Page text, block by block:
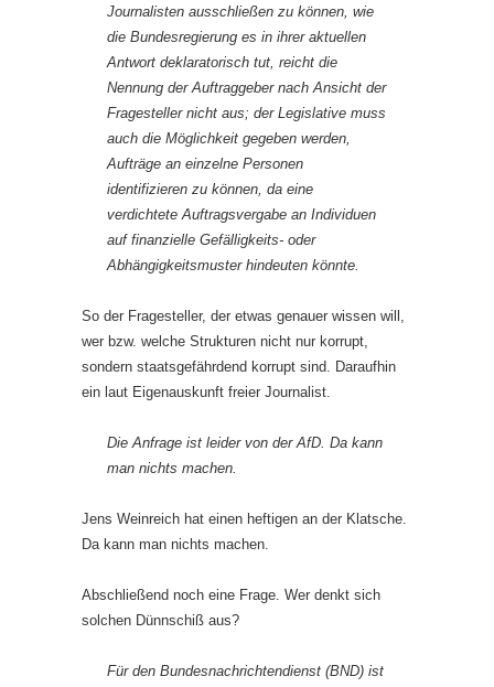
Journalisten ausschließen zu können, wie
die Bundesregierung es in ihrer aktuellen
Antwort deklaratorisch tut, reicht die
Nennung der Auftraggeber nach Ansicht der
Fragesteller nicht aus; der Legislative muss
auch die Möglichkeit gegeben werden,
Aufträge an einzelne Personen
identifizieren zu können, da eine
verdichtete Auftragsvergabe an Individuen
auf finanzielle Gefälligkeits- oder
Abhängigkeitsmuster hindeuten könnte.
So der Fragesteller, der etwas genauer wissen will,
wer bzw. welche Strukturen nicht nur korrupt,
sondern staatsgefährdend korrupt sind. Daraufhin
ein laut Eigenauskunft freier Journalist.
Die Anfrage ist leider von der AfD. Da kann
man nichts machen.
Jens Weinreich hat einen heftigen an der Klatsche.
Da kann man nichts machen.
Abschließend noch eine Frage. Wer denkt sich
solchen Dünnschiß aus?
Für den Bundesnachrichtendienst (BND) ist